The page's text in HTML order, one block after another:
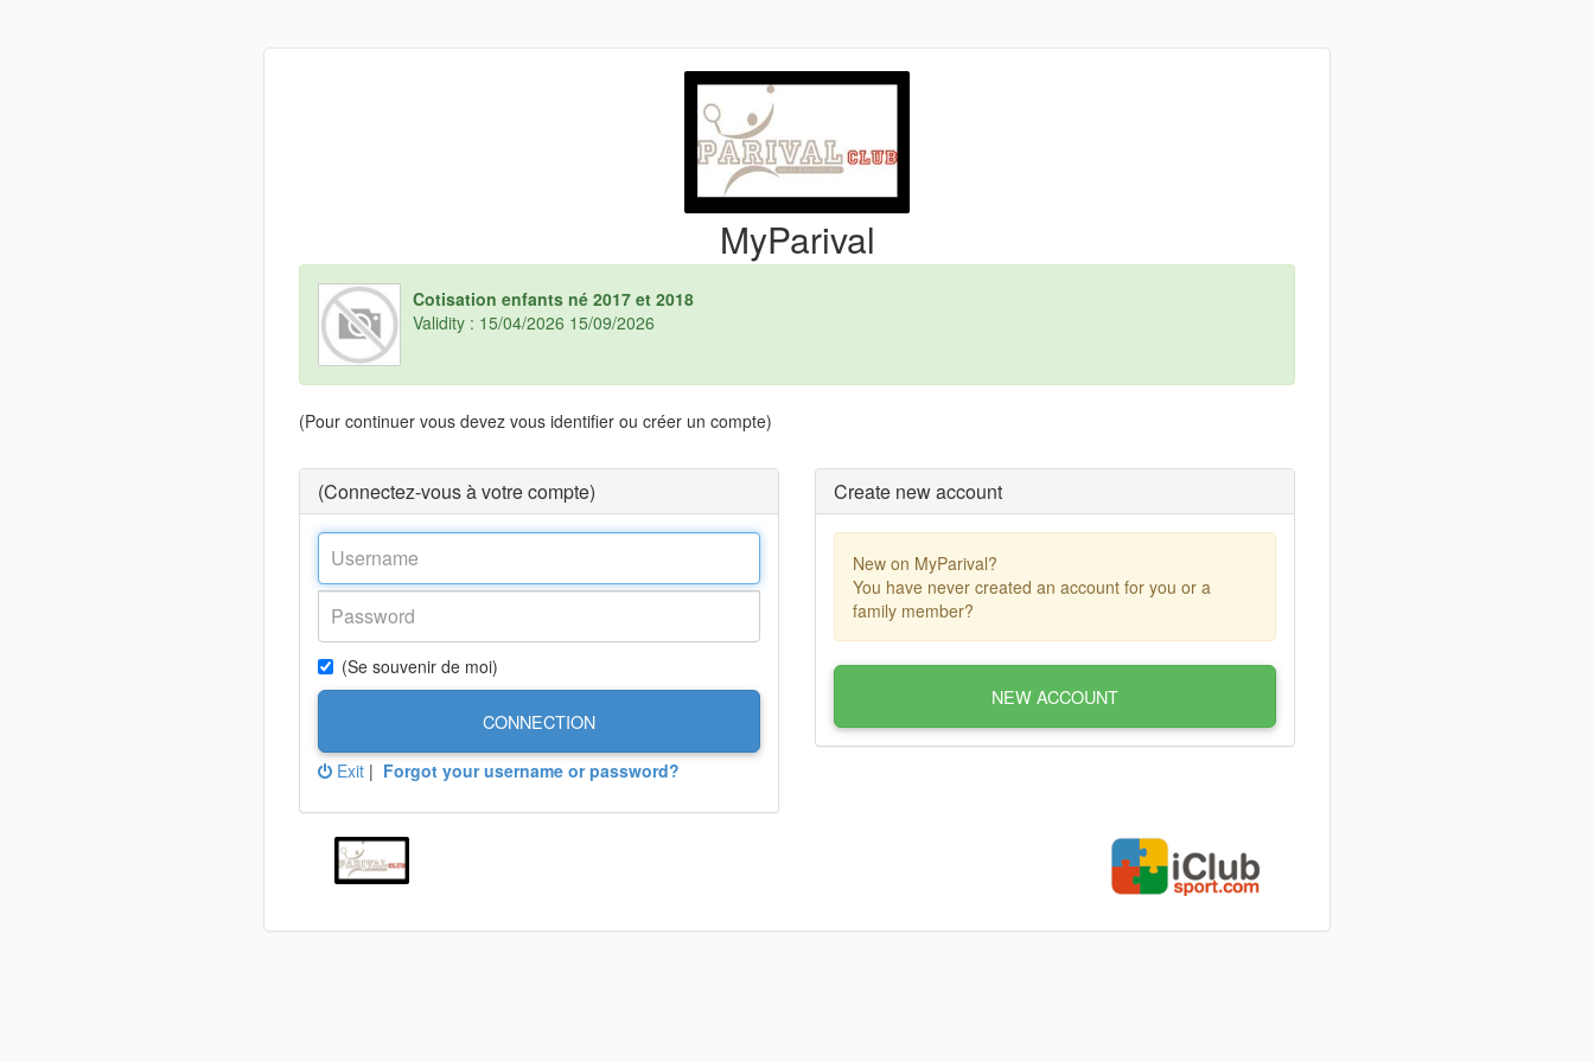
MyParival
Cotisation enfants né 2017 et 2018
Validity : 15/04/2026 15/09/2026
(Pour continuer vous devez vous identifier ou créer un compte)
(Connectez-vous à votre compte)
(Se souvenir de moi)
CONNECTION
Exit | Forgot your username or password?
Create new account
New on MyParival?
You have never created an account for you or a
family member?
NEW ACCOUNT